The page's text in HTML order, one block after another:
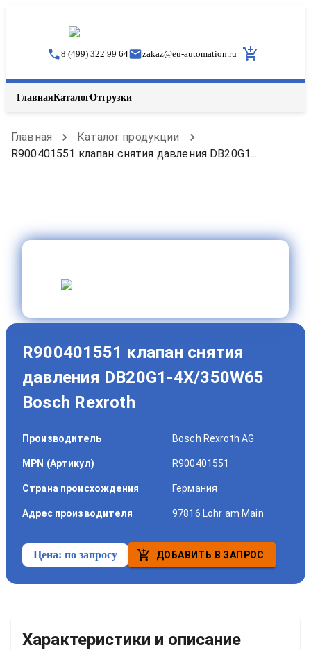
8 (499) 322 99 64 zakaz@eu-automation.ru
ГлавнаяКаталогОтгрузки
Главная
Каталог продукции
R900401551 клапан снятия давления DB20G1...
R900401551 клапан снятия
давления DB20G1-4X/350W65
Bosch Rexroth
Производитель Bosch Rexroth AG
MPN (Артикул) R900401551
Страна происхождения Германия
Адрес производителя 97816 Lohr am Main
Цена: по запросу ДОБАВИТЬ В ЗАПРОС
Характеристики и описание